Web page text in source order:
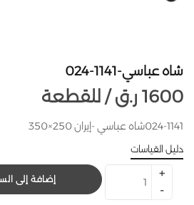
شاه عباسي-1141-024
للقطعة / 1600 ر.ق
024-1141شاه عباسي -إيران 250×350
دليل القياسات
إضافة إلى